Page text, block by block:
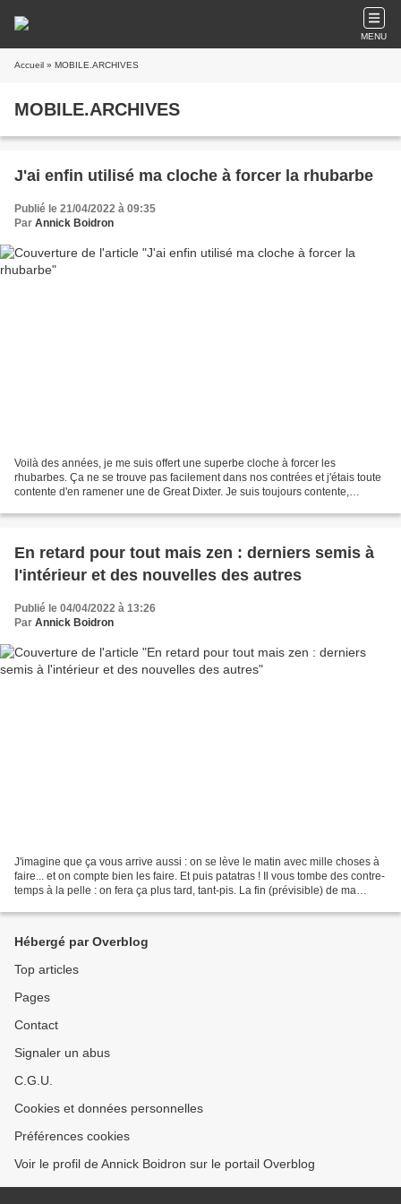
MENU
Accueil » MOBILE.ARCHIVES
MOBILE.ARCHIVES
J'ai enfin utilisé ma cloche à forcer la rhubarbe
Publié le 21/04/2022 à 09:35
Par Annick Boidron
Voilà des années, je me suis offert une superbe cloche à forcer les
rhubarbes. Ça ne se trouve pas facilement dans nos contrées et j'étais toute
contente d'en ramener une de Great Dixter. Je suis toujours contente,
En retard pour tout mais zen : derniers semis à
l'intérieur et des nouvelles des autres
Publié le 04/04/2022 à 13:26
Par Annick Boidron
J'imagine que ça vous arrive aussi : on se lève le matin avec mille choses à
faire... et on compte bien les faire. Et puis patatras ! Il vous tombe des contre-
temps à la pelle : on fera ça plus tard, tant-pis. La fin (prévisible) de ma
Hébergé par Overblog
Top articles
Pages
Contact
Signaler un abus
C.G.U.
Cookies et données personnelles
Préférences cookies
Voir le profil de Annick Boidron sur le portail Overblog